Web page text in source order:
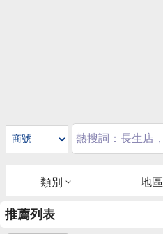
類別 地區
推薦列表